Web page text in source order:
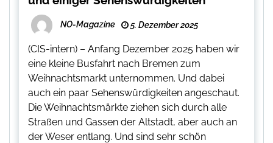
NO-Magazine 5. Dezember 2025
(CIS-intern) – Anfang Dezember 2025 haben wir
eine kleine Busfahrt nach Bremen zum
Weihnachtsmarkt unternommen. Und dabei
auch ein paar Sehenswürdigkeiten angeschaut.
Die Weihnachtsmärkte ziehen sich durch alle
Straßen und Gassen der Altstadt, aber auch an
der Weser entlang. Und sind sehr schön